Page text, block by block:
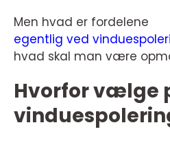
Men hvad er fordelene
egentlig ved
hvad skal man være
Hvorfor vælge